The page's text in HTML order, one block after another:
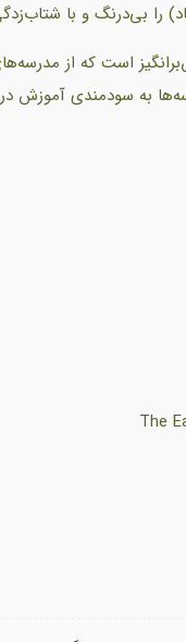
را بی‌درنگ و با
است که از
به سودمندی آموزش